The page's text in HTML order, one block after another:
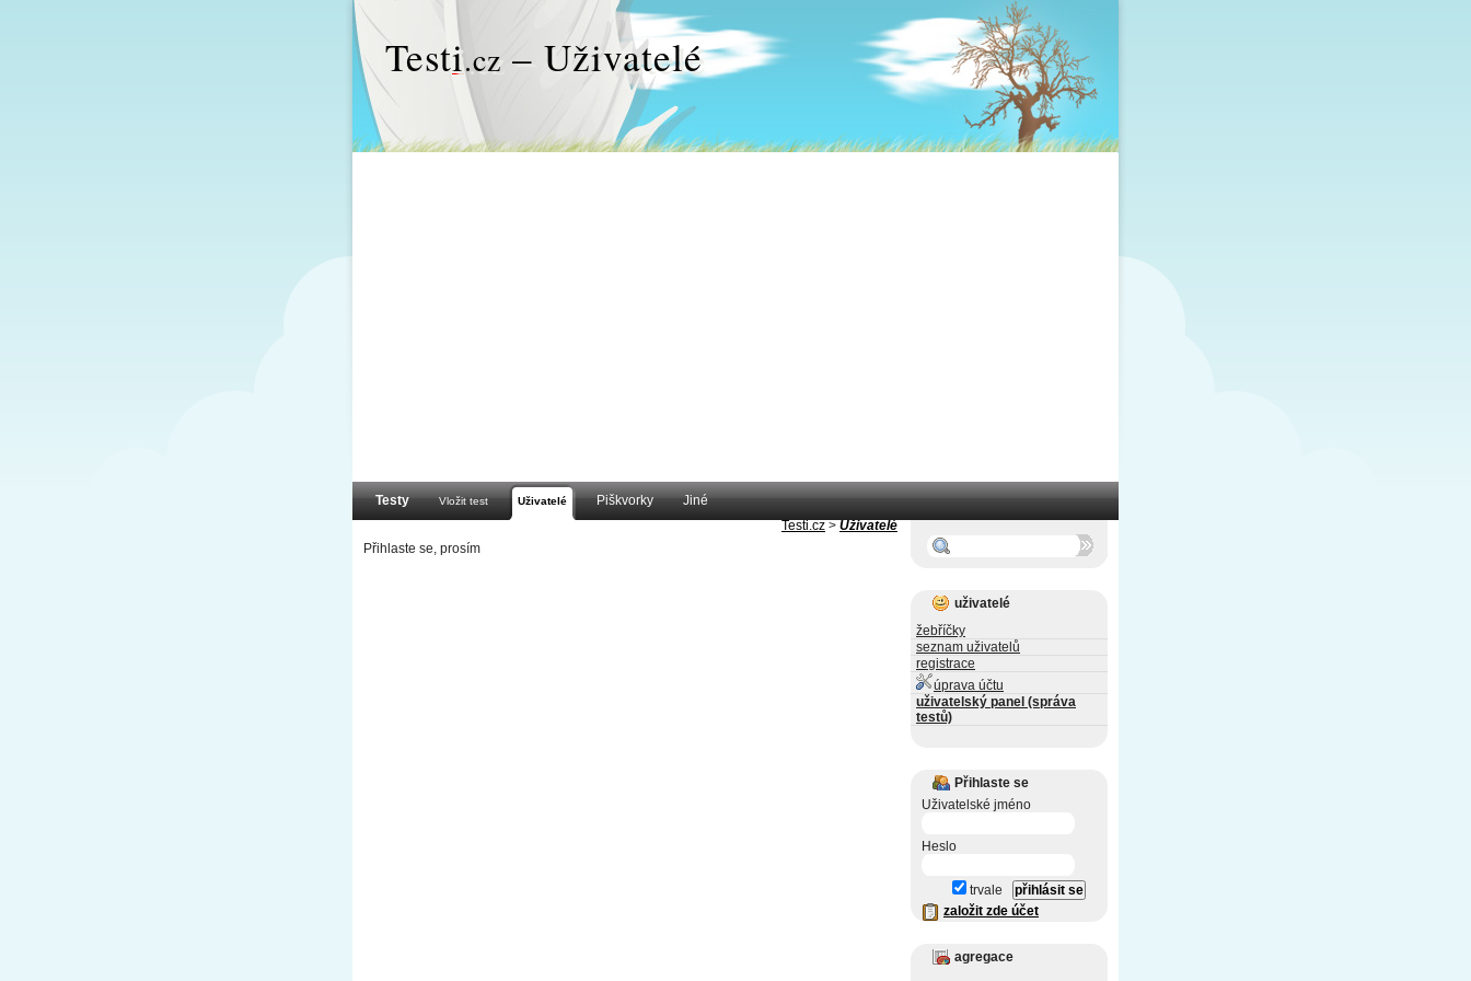
Testi.cz – Uživatelé
Testy Vložit test Uživatelé Piškvorky
Jiné
Testi.cz > Uživatelé
Přihlaste se, prosím
uživatelé
žebříčky
seznam uživatelů
registrace
úprava účtu
uživatelský panel (správa
testů)
Přihlaste se
Uživatelské jméno
Heslo
trvale
založit zde účet
agregace